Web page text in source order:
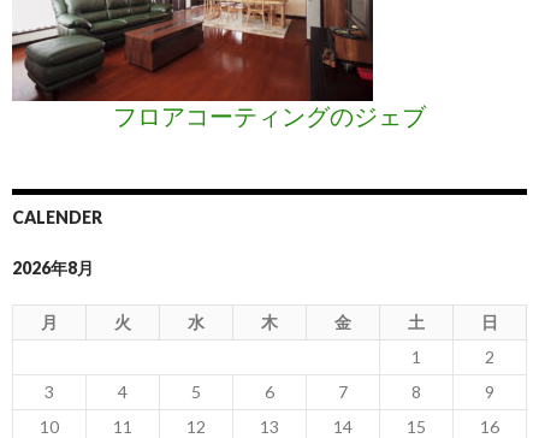
フロアコーティングのジェブ
CALENDER
2026年8月
月 火 水 木 金 土
日
1
2
3
4 5 6 7 8
9
10
11 12 13 14 15
16